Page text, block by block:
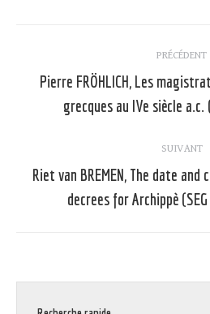
article
PRÉCÉDENT
Pierre FRÖHLICH, Les
grecques au IVe siècle
SUIVANT
Riet van BREMEN, The date
decrees for Archippè